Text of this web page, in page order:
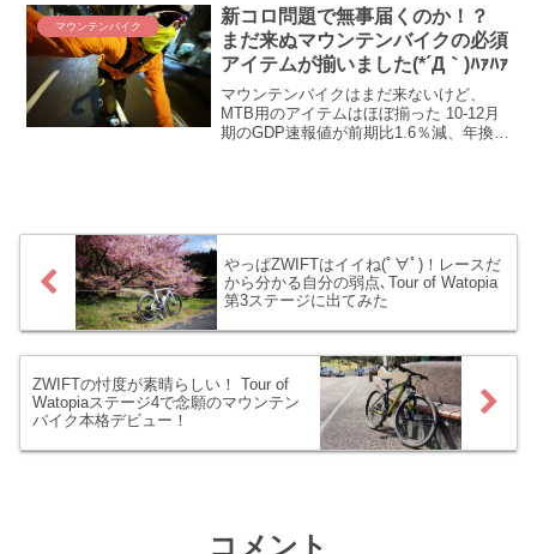
力や美味しいものがいっぱい！ 本日はそ
んな、ワタクシの知らない裾野市を探検
します！
マウンテンバイク
新コロ問題で無事届くのか！？
まだ来ぬマウンテンバイクの必須
アイテムが揃いました(*´Д｀)ﾊｧﾊｧ
マウンテンバイクはまだ来ないけど、
MTB用のアイテムはほぼ揃った 10-12月
期のGDP速報値が前期比1.6％減、年換算
やっぱZWIFTはイイね(ﾟ∀ﾟ)！レースだ
から分かる自分の弱点､Tour of Watopia
第3ステージに出てみた
ZWIFTの忖度が素晴らしい！ Tour of
Watopiaステージ4で念願のマウンテン
バイク本格デビュー！
コメント